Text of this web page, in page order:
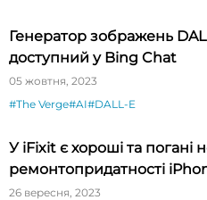
Генератор зображень
доступний у Bing Chat
05 жовтня, 2023
#The Verge#AI#DALL-E
У iFixit є хороші та погані
ремонтопридатності
26 вересня, 2023